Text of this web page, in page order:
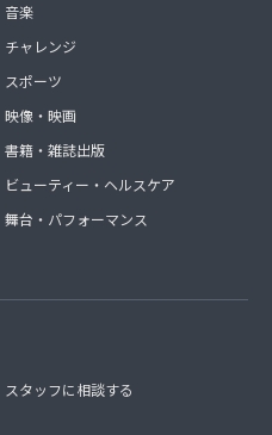
音楽
チャレンジ
スポーツ
映像・映画
書籍・雑誌出版
ビューティー・ヘルスケア
舞台・パフォーマンス
スタッフに相談する